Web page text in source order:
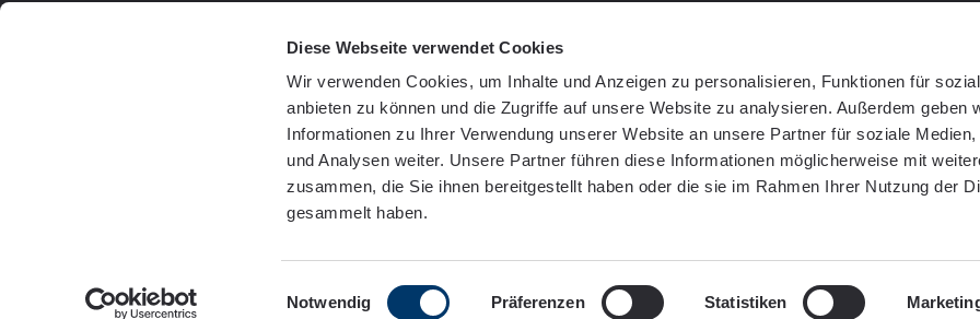
Diese Webseite verwendet Cookies
Wir verwenden Cookies, um Inhalte und Anzeigen zu personalisieren, Funktionen für
anbieten zu können und die Zugriffe auf unsere Website zu analysieren. Außerdem geben
Informationen zu Ihrer Verwendung unserer Website an unsere Partner für soziale Medien,
und Analysen weiter. Unsere Partner führen diese Informationen möglicherweise mit
zusammen, die Sie ihnen bereitgestellt haben oder die sie im Rahmen Ihrer Nutzung der
gesammelt haben.
Einwilligungsauswahl
Notwendig Präferenzen Statistiken